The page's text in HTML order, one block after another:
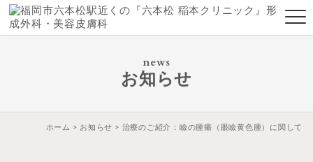
news
お知らせ
ホーム お知らせ 治療のご紹介：瞼の腫瘍（眼瞼黄色腫）に関して